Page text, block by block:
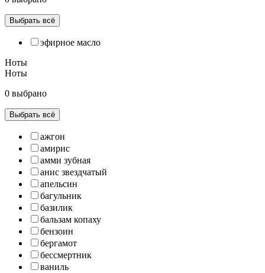
Выбрать всё
эфирное масло
Ноты
Ноты
0 выбрано
Выбрать всё
ажгон
амирис
амми зубная
анис звездчатый
апельсин
багульник
базилик
бальзам копаху
бензоин
бергамот
бессмертник
ваниль